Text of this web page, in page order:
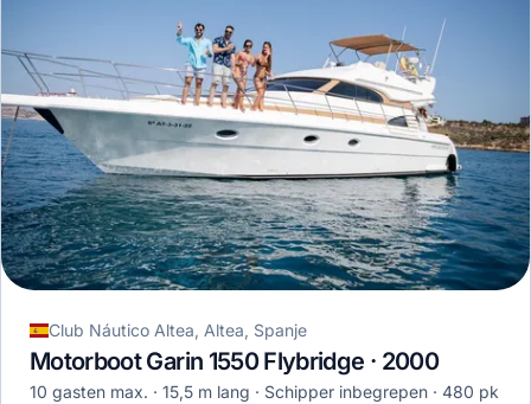
Club Náutico Altea, Altea, Spanje
Motorboot Garin 1550 Flybridge · 2000
10 gasten max. 15,5 m lang Schipper inbegrepen
480 pk